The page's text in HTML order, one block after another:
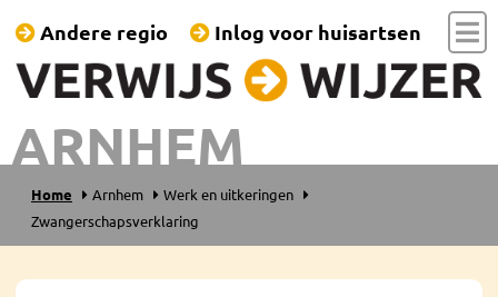
ARNHEM
Andere regio Inlog voor huisartsen
Home Arnhem
Werk en uitkeringen
Zwangerschapsverklaring